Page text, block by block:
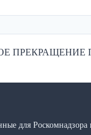
ПРЕКРАЩЕНИЕ
для Роскомнадзора